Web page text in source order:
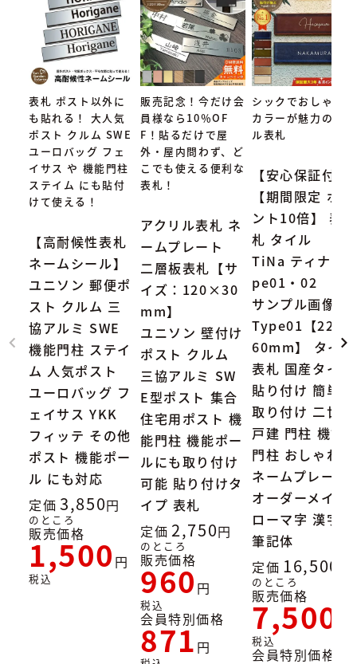
表札 ポスト以外に
も貼れる！ 大人気
ポスト クルム SWE
ユーロバッグ フェ
イサス や 機能門柱
ステイム にも貼付
けて使える！
【高耐候性表札
ネームシール】
ユニソン 郵便ポ
スト クルム 三
協アルミ SWE
機能門柱 ステイ
ム 人気ポスト
ユーロバッグ フ
ェイサス YKK
フィッテ その他
ポスト 機能ポー
ル にも対応
定価 3,850
のところ
販売価格
1,500
税込
販売記念！今だけ会
員様なら10％OF
F！貼るだけで屋
外・屋内問わず、ど
こでも使える便利な
表札！
アクリル表札 ネ
ームプレート
二層板表札【サ
イズ：120×30
mm】
ユニソン 壁付け
ポスト クルム
三協アルミ SW
E型ポスト 集合
住宅用ポスト 機
能門柱 機能ポー
ルにも取り付け
可能 貼り付けタ
イプ 表札
定価 2,750
のところ
販売価格
960
税込
会員特別価格
871
シックでおしゃれな
カラーが魅力のタイ
ル表札
【安心保証付】
【期間限定 ポイ
ント10倍】 表
札 タイル
TiNa ティナ Ty
pe01・02
サンプル画像：
Type01【227×
60mm】 タイル
表札 国産タイル
貼り付け 簡単
取り付け 二世帯
戸建 門柱 機能
門柱 おしゃれ
ネームプレート
オーダーメイド
ローマ字 漢字
筆記体
定価 16,500
のところ
販売価格
7,500
税込
会員特別価格